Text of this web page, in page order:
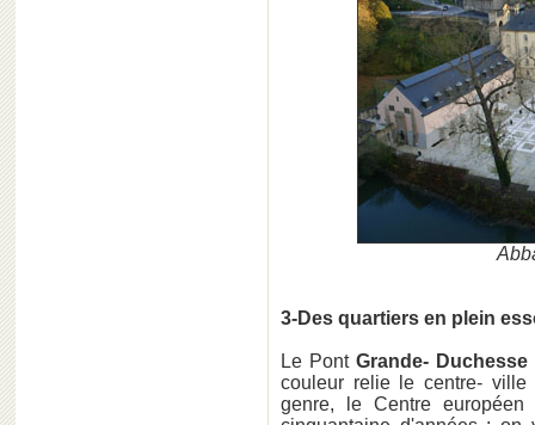
3-Des quartiers en plein
Le Pont Grande- Duchesse
couleur relie le centre-
genre, le Centre européen